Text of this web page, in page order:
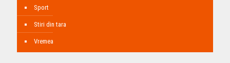
Sport
Stiri din tara
Vremea